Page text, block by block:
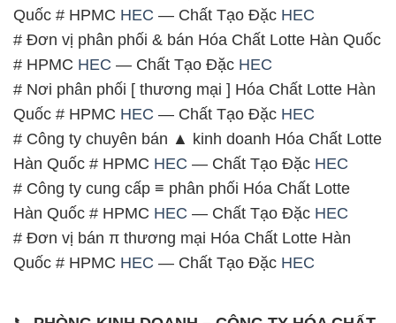
Quốc # HPMC HEC — Chất Tạo Đặc HEC
# Đơn vị phân phối & bán Hóa Chất Lotte Hàn Quốc
# HPMC HEC — Chất Tạo Đặc HEC
# Nơi phân phối [ thương mại ] Hóa Chất Lotte Hàn
Quốc # HPMC HEC — Chất Tạo Đặc HEC
# Công ty chuyên bán ▲ kinh doanh Hóa Chất Lotte
Hàn Quốc # HPMC HEC — Chất Tạo Đặc HEC
# Công ty cung cấp ≡ phân phối Hóa Chất Lotte
Hàn Quốc # HPMC HEC — Chất Tạo Đặc HEC
# Đơn vị bán π thương mại Hóa Chất Lotte Hàn
Quốc # HPMC HEC — Chất Tạo Đặc HEC